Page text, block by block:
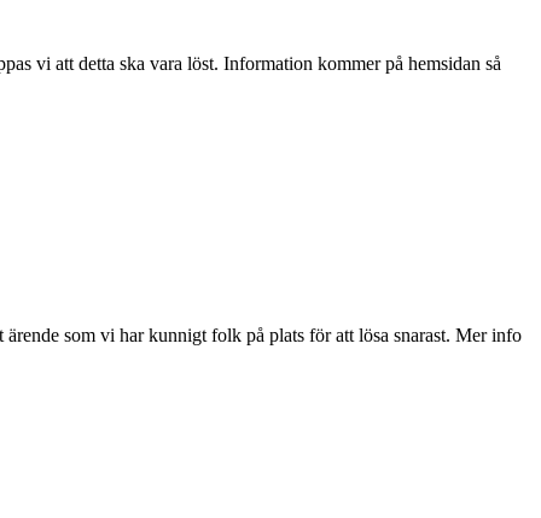
vi att detta ska vara löst. Information kommer på hemsidan så
som vi har kunnigt folk på plats för att lösa snarast. Mer info